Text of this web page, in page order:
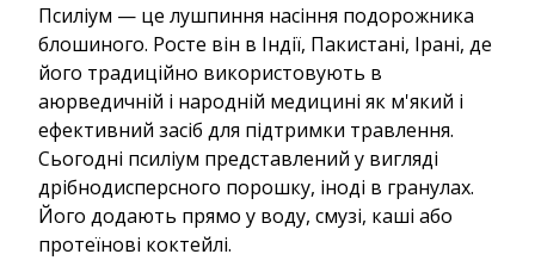
Псиліум — це лушпиння насіння подорожника
блошиного. Росте він в Індії, Пакистані, Ірані, де
його традиційно використовують в
аюрведичній і народній медицині як м'який і
ефективний засіб для підтримки травлення.
Сьогодні псиліум представлений у вигляді
дрібнодисперсного порошку, іноді в гранулах.
Його додають прямо у воду, смузі, каші або
протеїнові коктейлі.